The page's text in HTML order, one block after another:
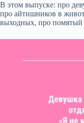
В этом выпуске: про
про айтишников в
выходных, про